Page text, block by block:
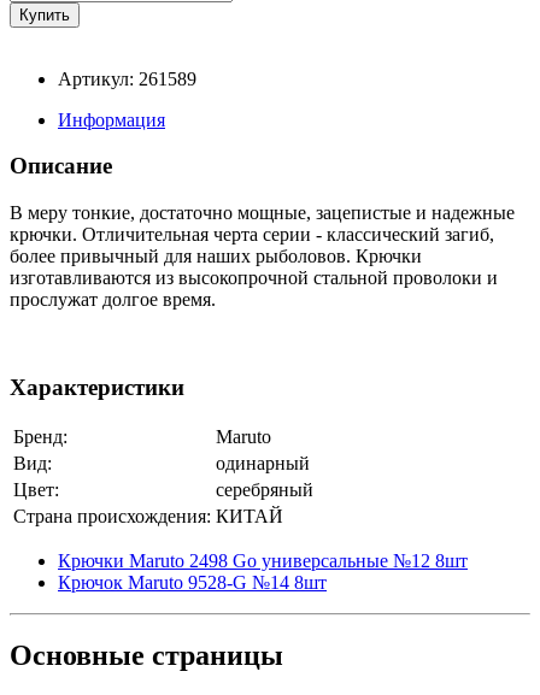
Артикул: 261589
Информация
Описание
В меру тонкие, достаточно мощные, зацепистые и надежные
крючки. Отличительная черта серии - классический загиб,
более привычный для наших рыболовов. Крючки
изготавливаются из высокопрочной стальной проволоки и
прослужат долгое время.
Характеристики
Бренд:
Maruto
Вид:
одинарный
Цвет:
серебряный
Страна происхождения: КИТАЙ
Крючки Maruto 2498 Go универсальные №12 8шт
Крючок Maruto 9528-G №14 8шт
Основные страницы